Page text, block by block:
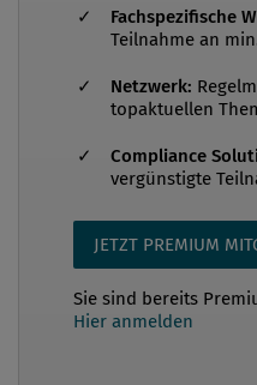
Fachspezifische
Teilnahme an
Netzwerk:
topaktuellen
Compliance
vergünstigte
JETZT PREMIUM
Sie sind bereits
Hier anmelden